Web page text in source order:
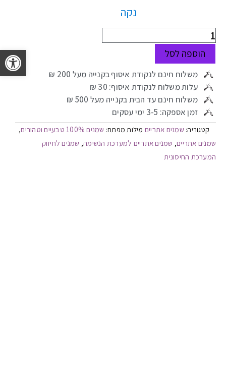
נקה
הוספה לסל
משלוח חינם לנקודת איסוף בקנייה מעל 200 ₪
עלות משלוח לנקודת איסוף: 30 ₪
משלוח חינם עד הבית בקנייה מעל 500 ₪
זמן אספקה: 3-5 ימי עסקים
קטגוריה: שמנים אתריים מילות מפתח: שמנים 100% טבעיים וטהורים ,
שמנים אתריים, שמנים אתריים למערכת הנשימה, שמנים לחיזוק
המערכת החיסונית